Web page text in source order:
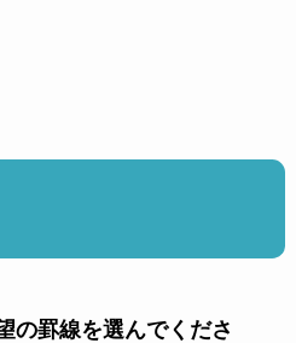
の罫線を選んでくださ